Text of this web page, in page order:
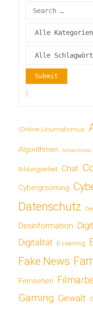
(Online-)Journalismus
Algorithmen Antisemitismus
Bildungsarbeit Chat
Cybergrooming
Datenschutz
Desinformation
Digitalität E-Learning
Fake News
Fernsehen
Gaming Gewalt